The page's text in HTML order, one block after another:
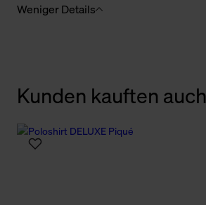
Weniger Details
Kunden kauften auch